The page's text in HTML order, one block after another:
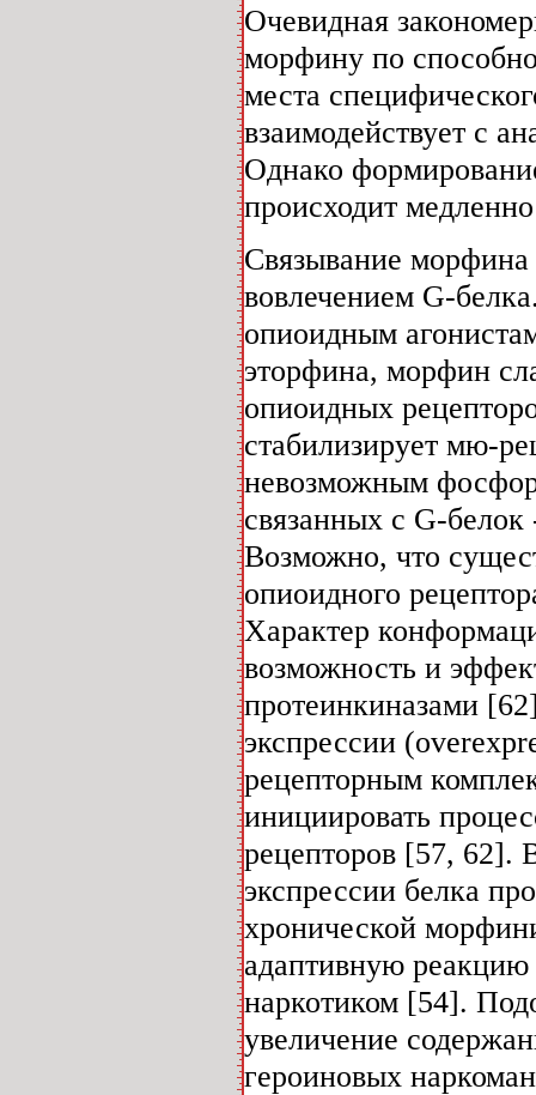
Очевидная
морфину по
места
взаимодействует с
Однако
происходит
Связывание морфина
вовлечением G-
опиоидным
эторфина, морфин
опиоидных
стабилизирует мю-
невозможным
связанных с G-
Возможно, что
опиоидного
Характер
возможность и
протеинкиназами
экспрессии
рецепторным
инициировать
рецепторов [57, 62].
экспрессии белка
хронической
адаптивную реакцию
наркотиком [54].
увеличение
героиновых